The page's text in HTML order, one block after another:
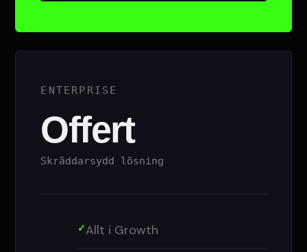
ENTERPRISE
Offert
Skräddarsydd lösning
Allt i Growth